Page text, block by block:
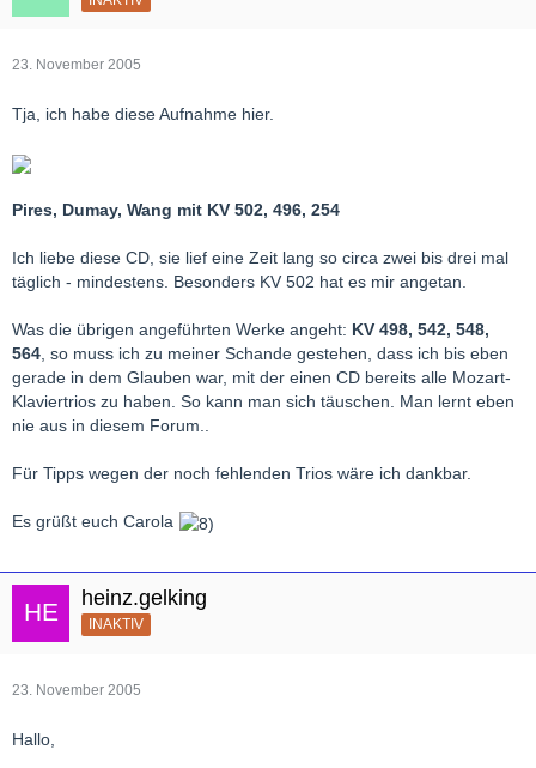
23. November 2005
Tja, ich habe diese Aufnahme hier.
Pires, Dumay, Wang mit KV 502, 496, 254
Ich liebe diese CD, sie lief eine Zeit lang so circa zwei bis drei mal
täglich - mindestens. Besonders KV 502 hat es mir angetan.
Was die übrigen angeführten Werke angeht: KV 498, 542, 548,
564, so muss ich zu meiner Schande gestehen, dass ich bis eben
gerade in dem Glauben war, mit der einen CD bereits alle Mozart-
Klaviertrios zu haben. So kann man sich täuschen. Man lernt eben
nie aus in diesem Forum..
Für Tipps wegen der noch fehlenden Trios wäre ich dankbar.
Es grüßt euch Carola
heinz.gelking
INAKTIV
23. November 2005
Hallo,